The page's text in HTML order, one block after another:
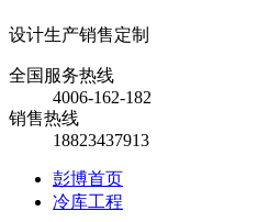
设计生产销售定制
全国服务热线
4006-162-182
销售热线
18823437913
彭博首页
冷库工程